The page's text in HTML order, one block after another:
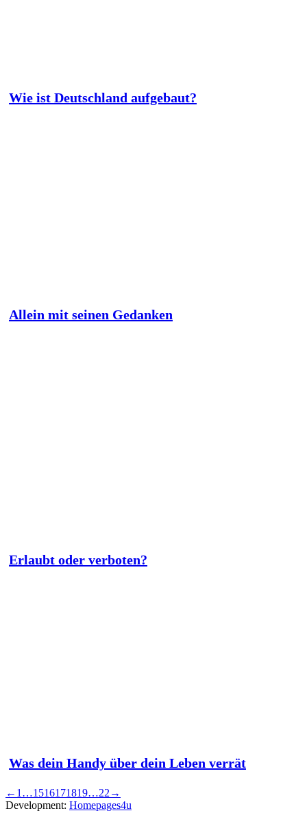
Wie ist Deutschland aufgebaut?
Allein mit seinen Gedanken
Erlaubt oder verboten?
Was dein Handy über dein Leben verrät
← 1 …1516171819…22 →
Development: Homepages4u